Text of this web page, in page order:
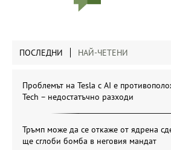
ПОСЛЕДНИ НАЙ-ЧЕТЕНИ
Проблемът на Tesla с AI е
Tech – недостатъчно разходи
Тръмп може да се откаже от ядрена
ще сглоби бомба в неговия мандат